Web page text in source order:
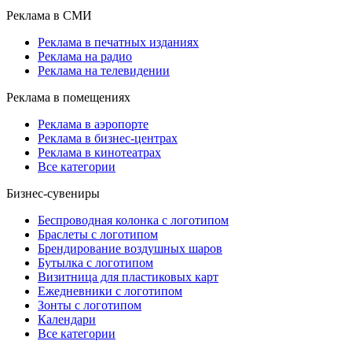
Реклама в СМИ
Реклама в печатных изданиях
Реклама на радио
Реклама на телевидении
Реклама в помещениях
Реклама в аэропорте
Реклама в бизнес-центрах
Реклама в кинотеатрах
Все категории
Бизнес-сувениры
Беспроводная колонка с логотипом
Браслеты с логотипом
Брендирование воздушных шаров
Бутылка с логотипом
Визитница для пластиковых карт
Ежедневники с логотипом
Зонты с логотипом
Календари
Все категории